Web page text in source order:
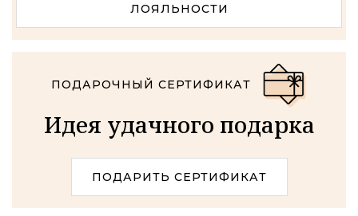
ЛОЯЛЬНОСТИ
ПОДАРОЧНЫЙ СЕРТИФИКАТ
Идея удачного подарка
ПОДАРИТЬ СЕРТИФИКАТ